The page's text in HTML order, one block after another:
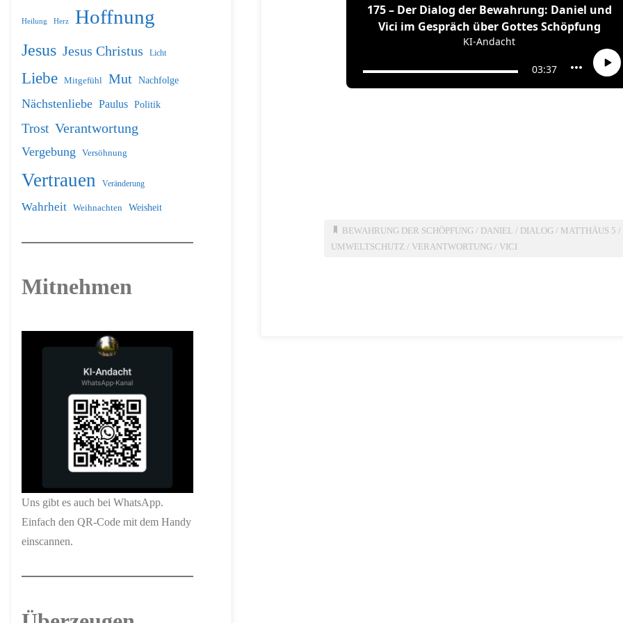
BEWAHRUNG DER SCHÖPFUNG / DANIEL / DIALOG / MATTHÄUS 5 /
UMWELTSCHUTZ / VERANTWORTUNG / VICI
Heilung Herz Hoffnung
Jesus Jesus Christus Licht
Liebe Mitgefühl Mut Nachfolge
Nächstenliebe Paulus Politik
Trost Verantwortung
Vergebung Versöhnung
Vertrauen Veränderung
Wahrheit Weihnachten Weisheit
Mitnehmen
Uns gibt es auch bei WhatsApp.
Einfach den QR-Code mit dem Handy
einscannen.